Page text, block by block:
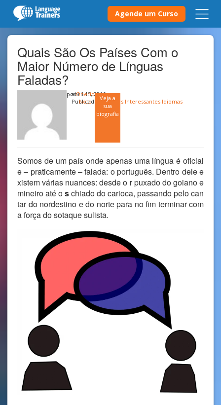
Agende um Curso
Quais São Os Países Com o
Maior Número de Línguas
Faladas?
porOnerio
Neto
Veja a
sua
biografia
abril 15, 2016
Publicado emFatos Interessantes Idiomas
Somos de um país onde apenas uma língua é oficial
e – praticamente – falada: o português. Dentro dele e
xistem várias nuances: desde o rpuxado do goiano e
mineiro até oschiado do carioca, passando pelo can
tar do nordestino e do norte para no fim terminar com
a força do sotaque sulista.